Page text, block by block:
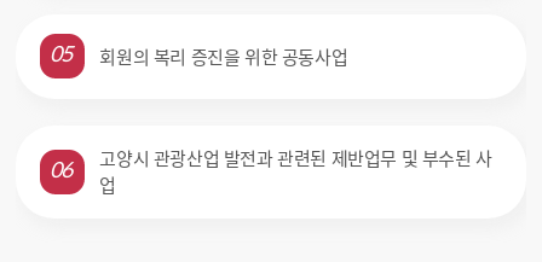
05 회원의 복리 증진을 위한 공동사업
06
고양시 관광산업 발전과 관련된 제반업무 및 부수된 사
업